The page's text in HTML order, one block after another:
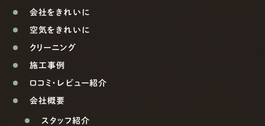
会社をきれいに
空気をきれいに
クリーニング
施工事例
口コミ・レビュー紹介
会社概要
スタッフ紹介